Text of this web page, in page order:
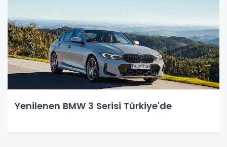
Yenilenen BMW 3 Serisi Türkiye'de